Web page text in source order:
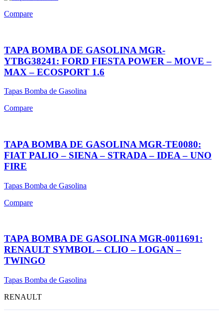
Compare
TAPA BOMBA DE GASOLINA MGR-
YTBG38241: FORD FIESTA POWER – MOVE –
MAX – ECOSPORT 1.6
Tapas Bomba de Gasolina
Compare
TAPA BOMBA DE GASOLINA MGR-TE0080:
FIAT PALIO – SIENA – STRADA – IDEA – UNO
FIRE
Tapas Bomba de Gasolina
Compare
TAPA BOMBA DE GASOLINA MGR-0011691:
RENAULT SYMBOL – CLIO – LOGAN –
TWINGO
Tapas Bomba de Gasolina
RENAULT